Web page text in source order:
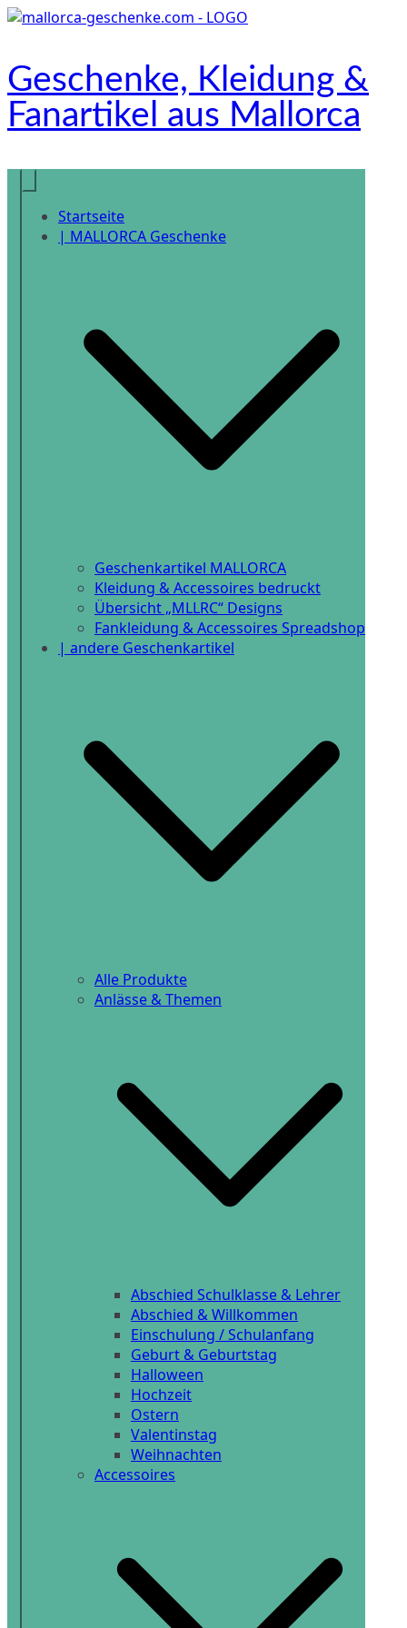
Zum
Geschenke, Kleidung &
Fanartikel aus Mallorca
Onlineshop
Startseite
| MALLORCA Geschenke
Geschenkartikel MALLORCA
Kleidung & Accessoires bedruckt
Übersicht „MLLRC“ Designs
Fankleidung & Accessoires Spreadshop
| andere Geschenkartikel
Alle Produkte
Anlässe & Themen
Abschied Schulklasse & Lehrer
Abschied & Willkommen
Einschulung / Schulanfang
Geburt & Geburtstag
Halloween
Hochzeit
Ostern
Valentinstag
Weihnachten
Accessoires